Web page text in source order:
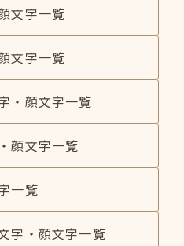
文字一覧
文字一覧
・顔文字一覧
顔文字一覧
一覧
字・顔文字一覧